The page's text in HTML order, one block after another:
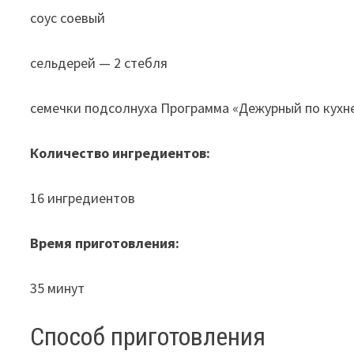
соус соевый
сельдерей — 2 стебля
семечки подсолнуха Программа «Дежурный по
Количество ингредиентов:
16 ингредиентов
Время приготовления:
35 минут
Способ приготовления